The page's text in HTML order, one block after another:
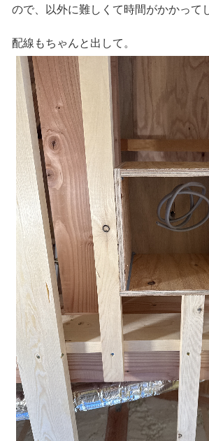
ので、以外に難しくて時間がかかって
配線もちゃんと出して。